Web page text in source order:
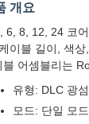
개요
6, 8, 12, 24 코
이블 길이, 색
블 어셈블리는
유형: DLC 광
모드: 단일 모